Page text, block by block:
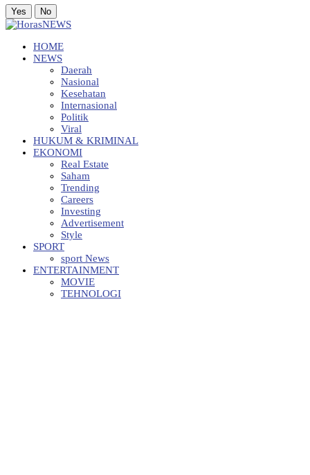
Yes No
HOME
NEWS
Daerah
Nasional
Kesehatan
Internasional
Politik
Viral
HUKUM & KRIMINAL
EKONOMI
Real Estate
Saham
Trending
Careers
Investing
Advertisement
Style
SPORT
sport News
ENTERTAINMENT
MOVIE
TEHNOLOGI